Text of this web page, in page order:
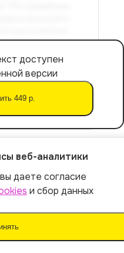
доступен
версии
449 р.
от 90%
детекторами
веб-аналитики
даете согласие
и сбор данных